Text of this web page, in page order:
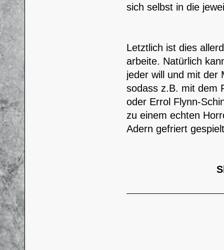
sich selbst in die
Letztlich ist dies
arbeite. Natürlich
jeder will und mit der
sodass z.B. mit dem
oder Errol Flynn-
zu einem echten
Adern gefriert